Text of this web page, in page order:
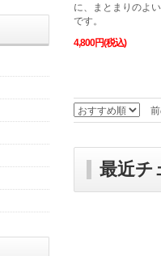
に、まとまりのよ
です。
4,800円(税込)
最近チ